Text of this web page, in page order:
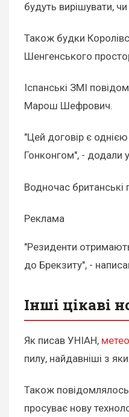
будуть вирішувати,
Також будки
Шенгенського
Іспанські ЗМІ
Марош Шефрович.
"Цей договір є
Гонконгом", - додали у
Водночас британські
Реклама
"Резиденти
до Брекзиту", -
Інші цікаві
Як писав УНІАН,
пилу, найдавніші з
Також
просуває нову